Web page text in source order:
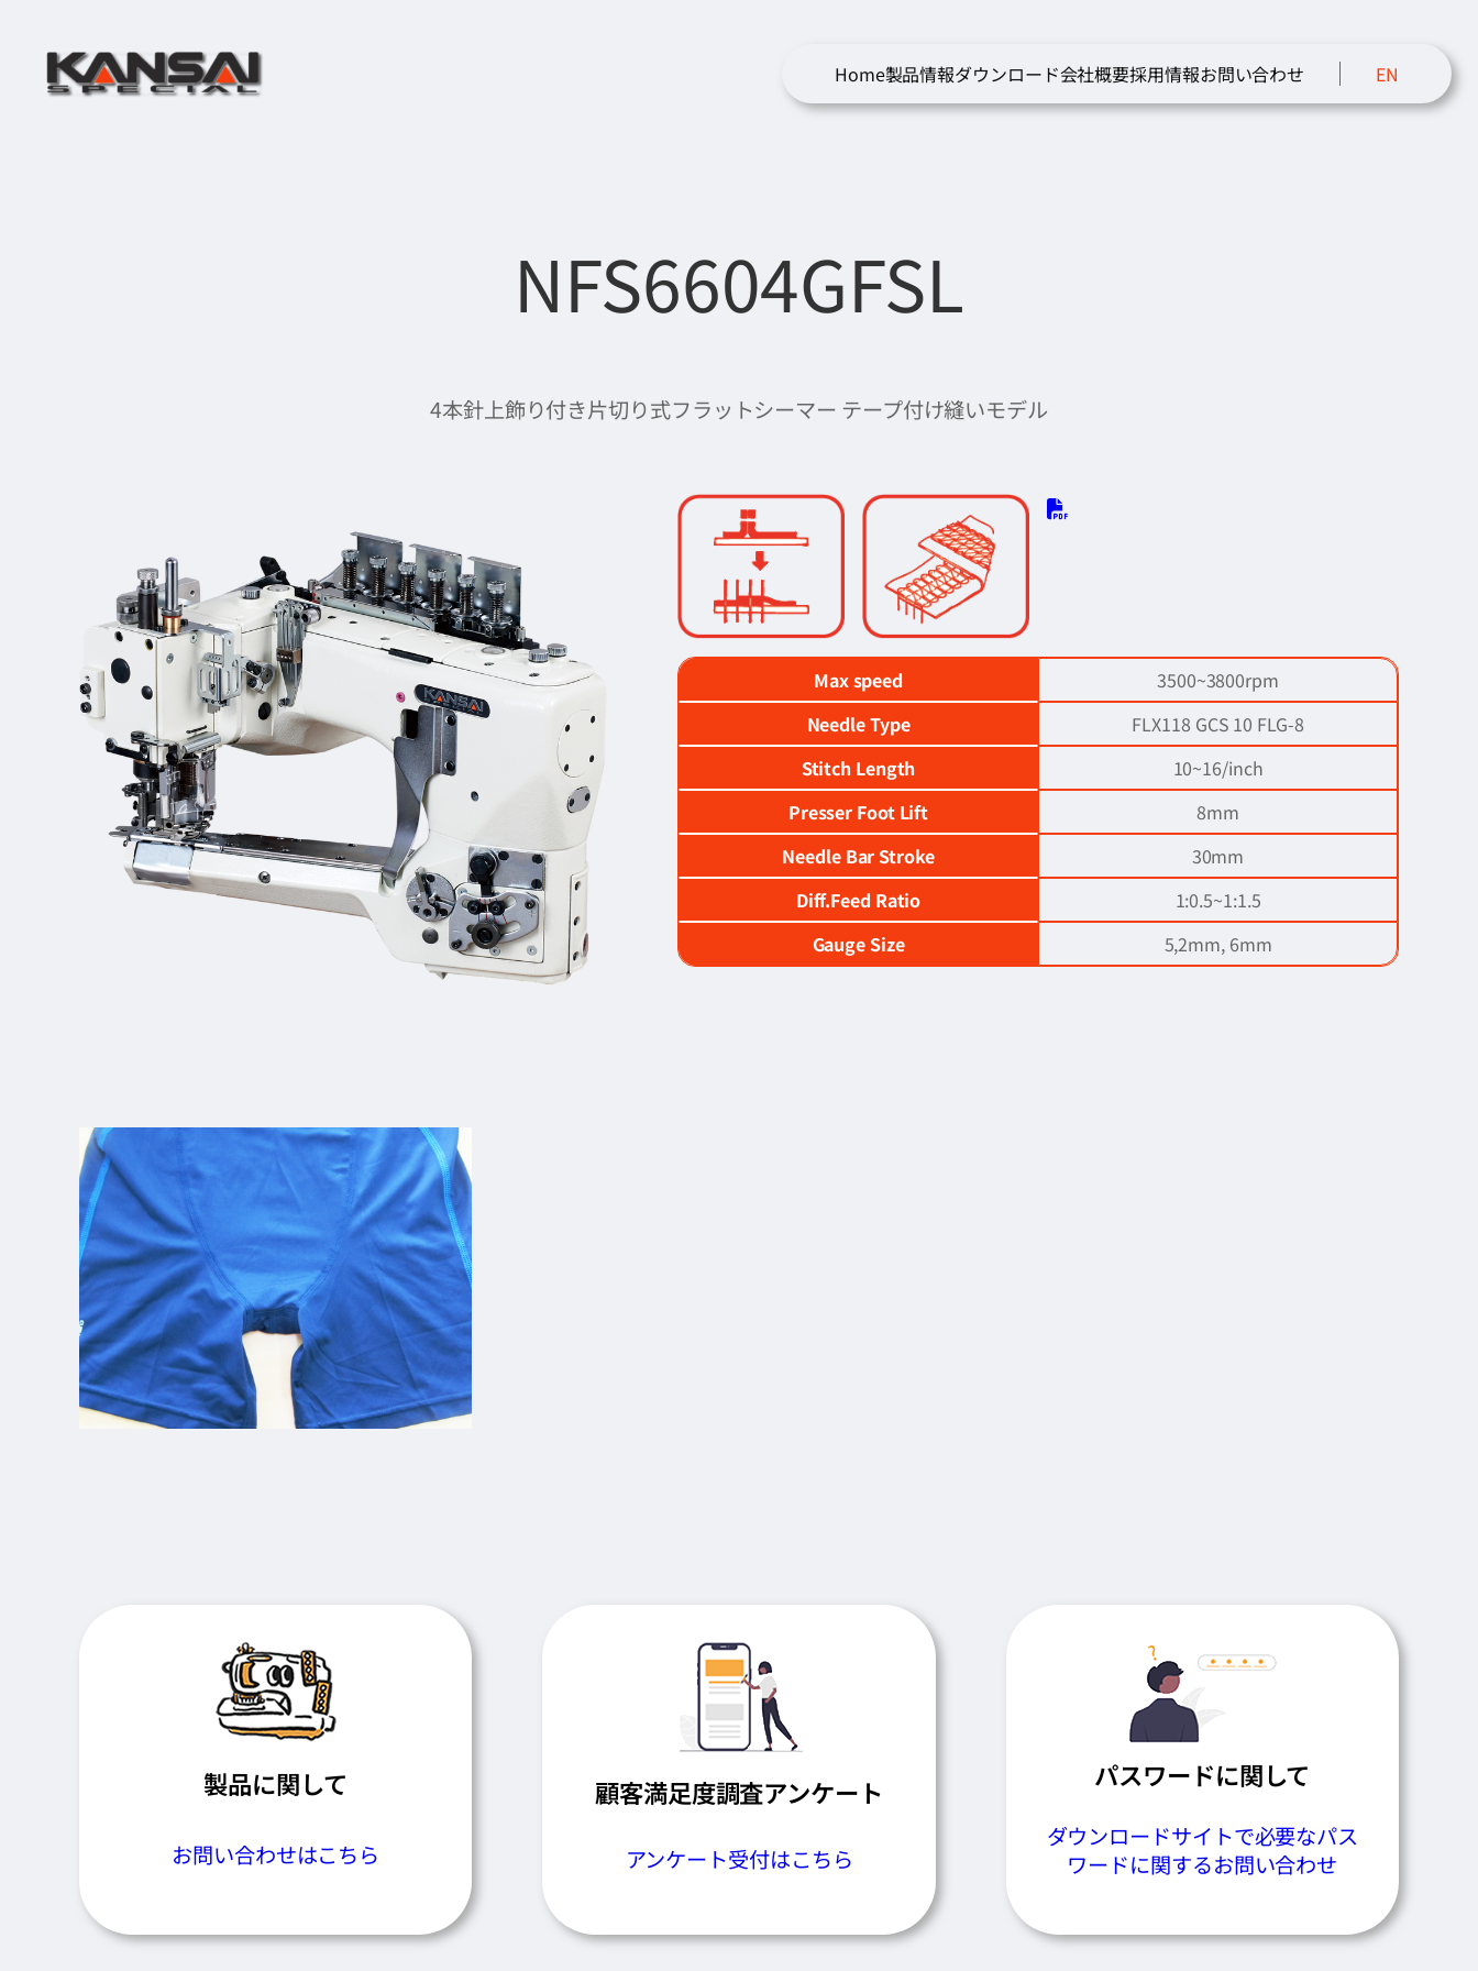
EN
Home製品情報ダウンロード会社概要採用情報お問い合わせ
NFS6604GFSL
4本針上飾り付き片切り式フラットシーマー テープ付け縫いモデル
Max speed
3500~3800rpm
Needle Type
FLX118 GCS 10 FLG-8
Stitch Length
10~16/inch
Presser Foot Lift
8mm
Needle Bar Stroke
30mm
Diff.Feed Ratio
1:0.5~1:1.5
Gauge Size
5,2mm, 6mm
製品に関して
お問い合わせはこちら
顧客満足度調査アンケート
アンケート受付はこちら
パスワードに関して
ダウンロードサイトで必要なパス
ワードに関するお問い合わせ